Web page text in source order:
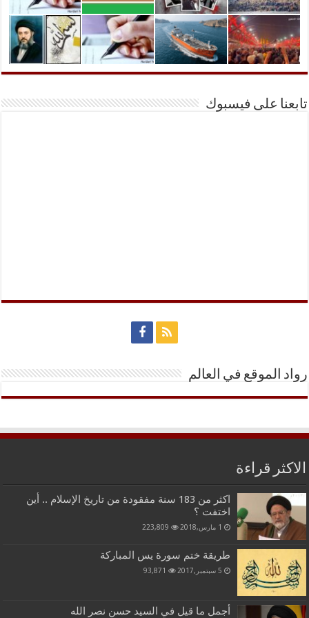
تابعنا على فيسبوك
رواد الموقع في العالم
الاكثر قراءة
اكثر من 183 سنة مفقودة من تاريخ الإسلام .. أين
اختفت ؟
1 مارس,2018 223,809
طريقة ختم سورة يس المباركة
5 سبتمبر,2017 93,871
أجمل ما قيل في السيد حسن نصر الله